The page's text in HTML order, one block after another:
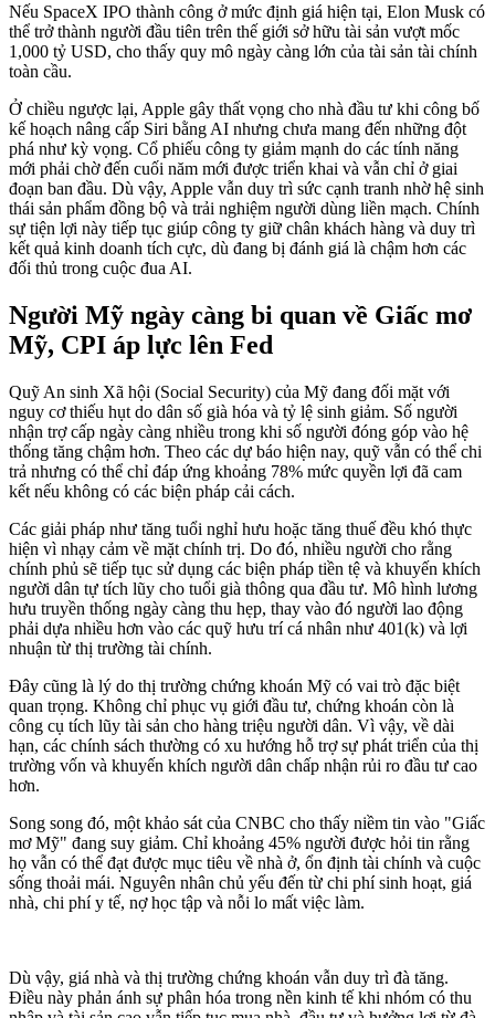
Nếu SpaceX IPO thành công ở mức định giá hiện tại, Elon Musk có
thể trở thành người đầu tiên trên thế giới sở hữu tài sản vượt mốc
1,000 tỷ USD, cho thấy quy mô ngày càng lớn của tài sản tài chính
toàn cầu.
Ở chiều ngược lại, Apple gây thất vọng cho nhà đầu tư khi công bố
kế hoạch nâng cấp Siri bằng AI nhưng chưa mang đến những đột
phá như kỳ vọng. Cổ phiếu công ty giảm mạnh do các tính năng
mới phải chờ đến cuối năm mới được triển khai và vẫn chỉ ở giai
đoạn ban đầu. Dù vậy, Apple vẫn duy trì sức cạnh tranh nhờ hệ sinh
thái sản phẩm đồng bộ và trải nghiệm người dùng liền mạch. Chính
sự tiện lợi này tiếp tục giúp công ty giữ chân khách hàng và duy trì
kết quả kinh doanh tích cực, dù đang bị đánh giá là chậm hơn các
đối thủ trong cuộc đua AI.
Người Mỹ ngày càng bi quan về Giấc mơ
Mỹ, CPI áp lực lên Fed
Quỹ An sinh Xã hội (Social Security) của Mỹ đang đối mặt với
nguy cơ thiếu hụt do dân số già hóa và tỷ lệ sinh giảm. Số người
nhận trợ cấp ngày càng nhiều trong khi số người đóng góp vào hệ
thống tăng chậm hơn. Theo các dự báo hiện nay, quỹ vẫn có thể chi
trả nhưng có thể chỉ đáp ứng khoảng 78% mức quyền lợi đã cam
kết nếu không có các biện pháp cải cách.
Các giải pháp như tăng tuổi nghỉ hưu hoặc tăng thuế đều khó thực
hiện vì nhạy cảm về mặt chính trị. Do đó, nhiều người cho rằng
chính phủ sẽ tiếp tục sử dụng các biện pháp tiền tệ và khuyến khích
người dân tự tích lũy cho tuổi già thông qua đầu tư. Mô hình lương
hưu truyền thống ngày càng thu hẹp, thay vào đó người lao động
phải dựa nhiều hơn vào các quỹ hưu trí cá nhân như 401(k) và lợi
nhuận từ thị trường tài chính.
Đây cũng là lý do thị trường chứng khoán Mỹ có vai trò đặc biệt
quan trọng. Không chỉ phục vụ giới đầu tư, chứng khoán còn là
công cụ tích lũy tài sản cho hàng triệu người dân. Vì vậy, về dài
hạn, các chính sách thường có xu hướng hỗ trợ sự phát triển của thị
trường vốn và khuyến khích người dân chấp nhận rủi ro đầu tư cao
hơn.
Song song đó, một khảo sát của CNBC cho thấy niềm tin vào "Giấc
mơ Mỹ" đang suy giảm. Chỉ khoảng 45% người được hỏi tin rằng
họ vẫn có thể đạt được mục tiêu về nhà ở, ổn định tài chính và cuộc
sống thoải mái. Nguyên nhân chủ yếu đến từ chi phí sinh hoạt, giá
nhà, chi phí y tế, nợ học tập và nỗi lo mất việc làm.
Dù vậy, giá nhà và thị trường chứng khoán vẫn duy trì đà tăng.
Điều này phản ánh sự phân hóa trong nền kinh tế khi nhóm có thu